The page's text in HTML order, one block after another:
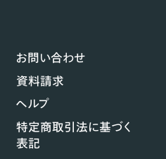
お問い合わせ
資料請求
ヘルプ
特定商取引法に基づく
表記